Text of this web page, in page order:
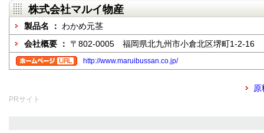
株式会社マルイ物産
製品名 ： わかめ元茎
会社概要 ： 〒802-0005 福岡県北九州市小倉北区堺町1-2-16
http://www.maruibussan.co.jp/
PRサイト